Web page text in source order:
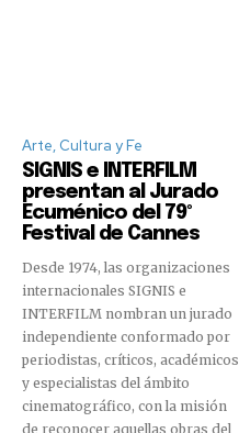
Arte, Cultura y Fe
SIGNIS e INTERFILM
presentan al Jurado
Ecuménico del 79º
Festival de Cannes
Desde 1974, las organizaciones
internacionales SIGNIS e
INTERFILM nombran un jurado
independiente conformado por
periodistas, críticos, académicos
y especialistas del ámbito
cinematográfico, con la misión
de reconocer aquellas obras del